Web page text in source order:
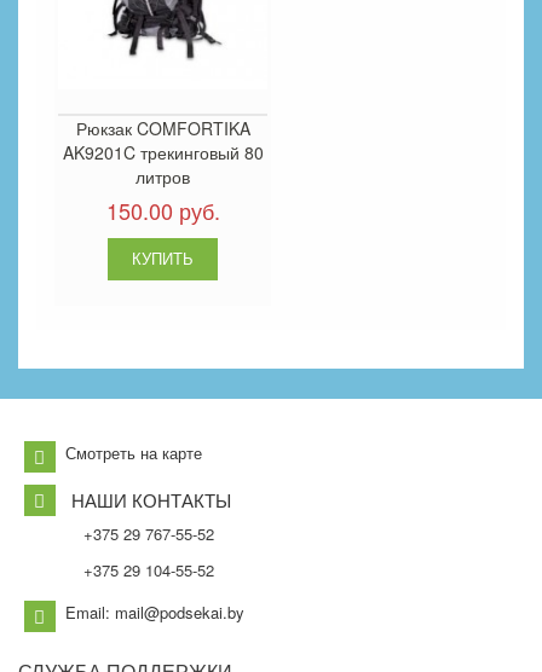
Рюкзак COMFORTIKA
AK9201C трекинговый 80
литров
150.00 руб.
Смотреть на карте
НАШИ КОНТАКТЫ
+375 29 767-55-52
+375 29 104-55-52
Email: mail@podsekai.by